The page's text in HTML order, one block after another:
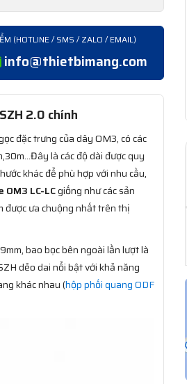
(HOTLINE / SMS / ZALO / EMAIL)
info@thietbimang.com
2.0 chính
đặc trưng của dây OM3, có các
là các độ dài được quy
khác để phù hợp với nhu cầu,
LC-LCgiống như các sản
được ưa chuộng nhất trên thị
bao bọc bên ngoài lần lượt là
dẻo dai nổi bật với khả năng
khác nhau (hộp phối quang ODF